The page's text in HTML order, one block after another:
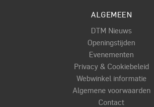
ALGEMEEN
DTM Nieuws
Openingstijden
Evenementen
Privacy & Cookiebeleid
Webwinkel informatie
Algemene voorwaarden
Contact